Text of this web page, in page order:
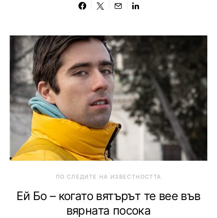
ПО СЛЕДИТЕ НА ИЗВЕСТНОСТТА
Ей Бо – когато вятърът те вее във
вярната посока